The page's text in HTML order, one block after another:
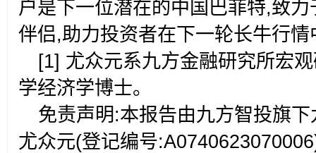
户是下一位潜在的中国巴菲特,致
伴侣,助力投资者在下一轮长牛行
[1] 尤众元系九方金融研究所宏
学经济学博士。
免责声明:本报告由九方智投旗
尤众元(登记编号